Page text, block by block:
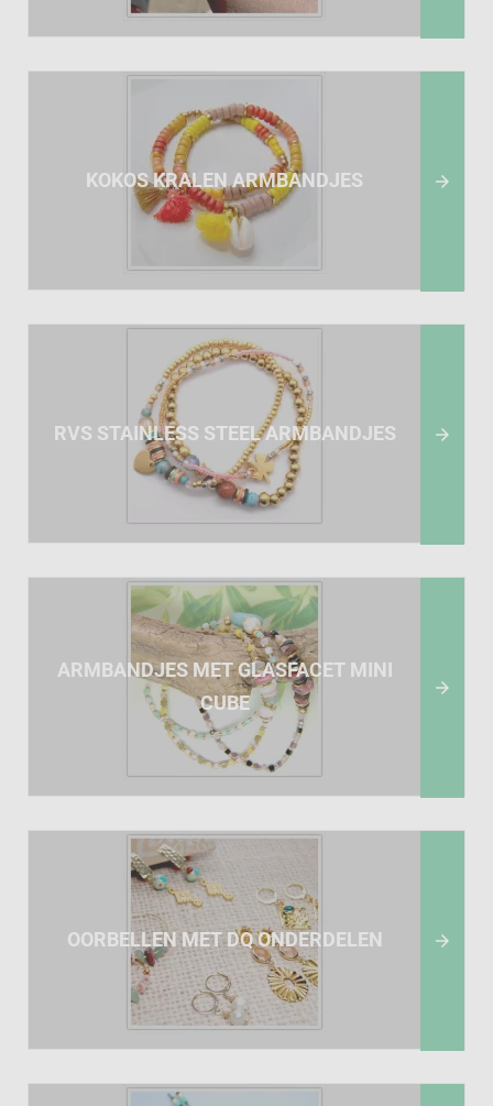
KOKOS KRALEN ARMBANDJES 
RVS STAINLESS STEEL ARMBANDJES 
ARMBANDJES MET GLASFACET MINI
CUBE

OORBELLEN MET DQ ONDERDELEN 